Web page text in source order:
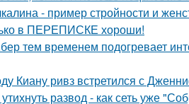
- пример стройности и
в ПЕРЕПИСКЕ хороши!
тем временем подогревает
Киану ривз встретился с
развод - как сеть уже